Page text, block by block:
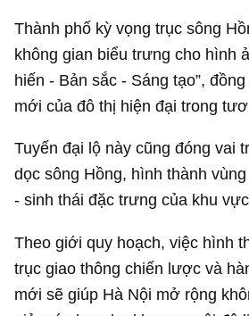
Thành phố kỳ vọng trục sông
không gian biểu trưng cho hình
hiến - Bản sắc - Sáng tạo”,
mới của đô thị hiện đại trong
Tuyến đại lộ này cũng đóng vai
dọc sông Hồng, hình thành
- sinh thái đặc trưng của khu
Theo giới quy hoạch, việc hình
trục giao thông chiến lược và
mới sẽ giúp Hà Nội mở rộng